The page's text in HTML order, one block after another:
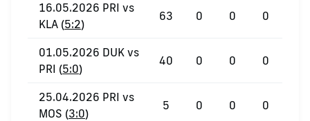
16.05.2026 PRI vs
KLA (5:2)
63 0 0 0
01.05.2026 DUK vs
PRI (5:0)
40 0 0 0
25.04.2026 PRI vs
MOS (3:0)
5 0 0 0